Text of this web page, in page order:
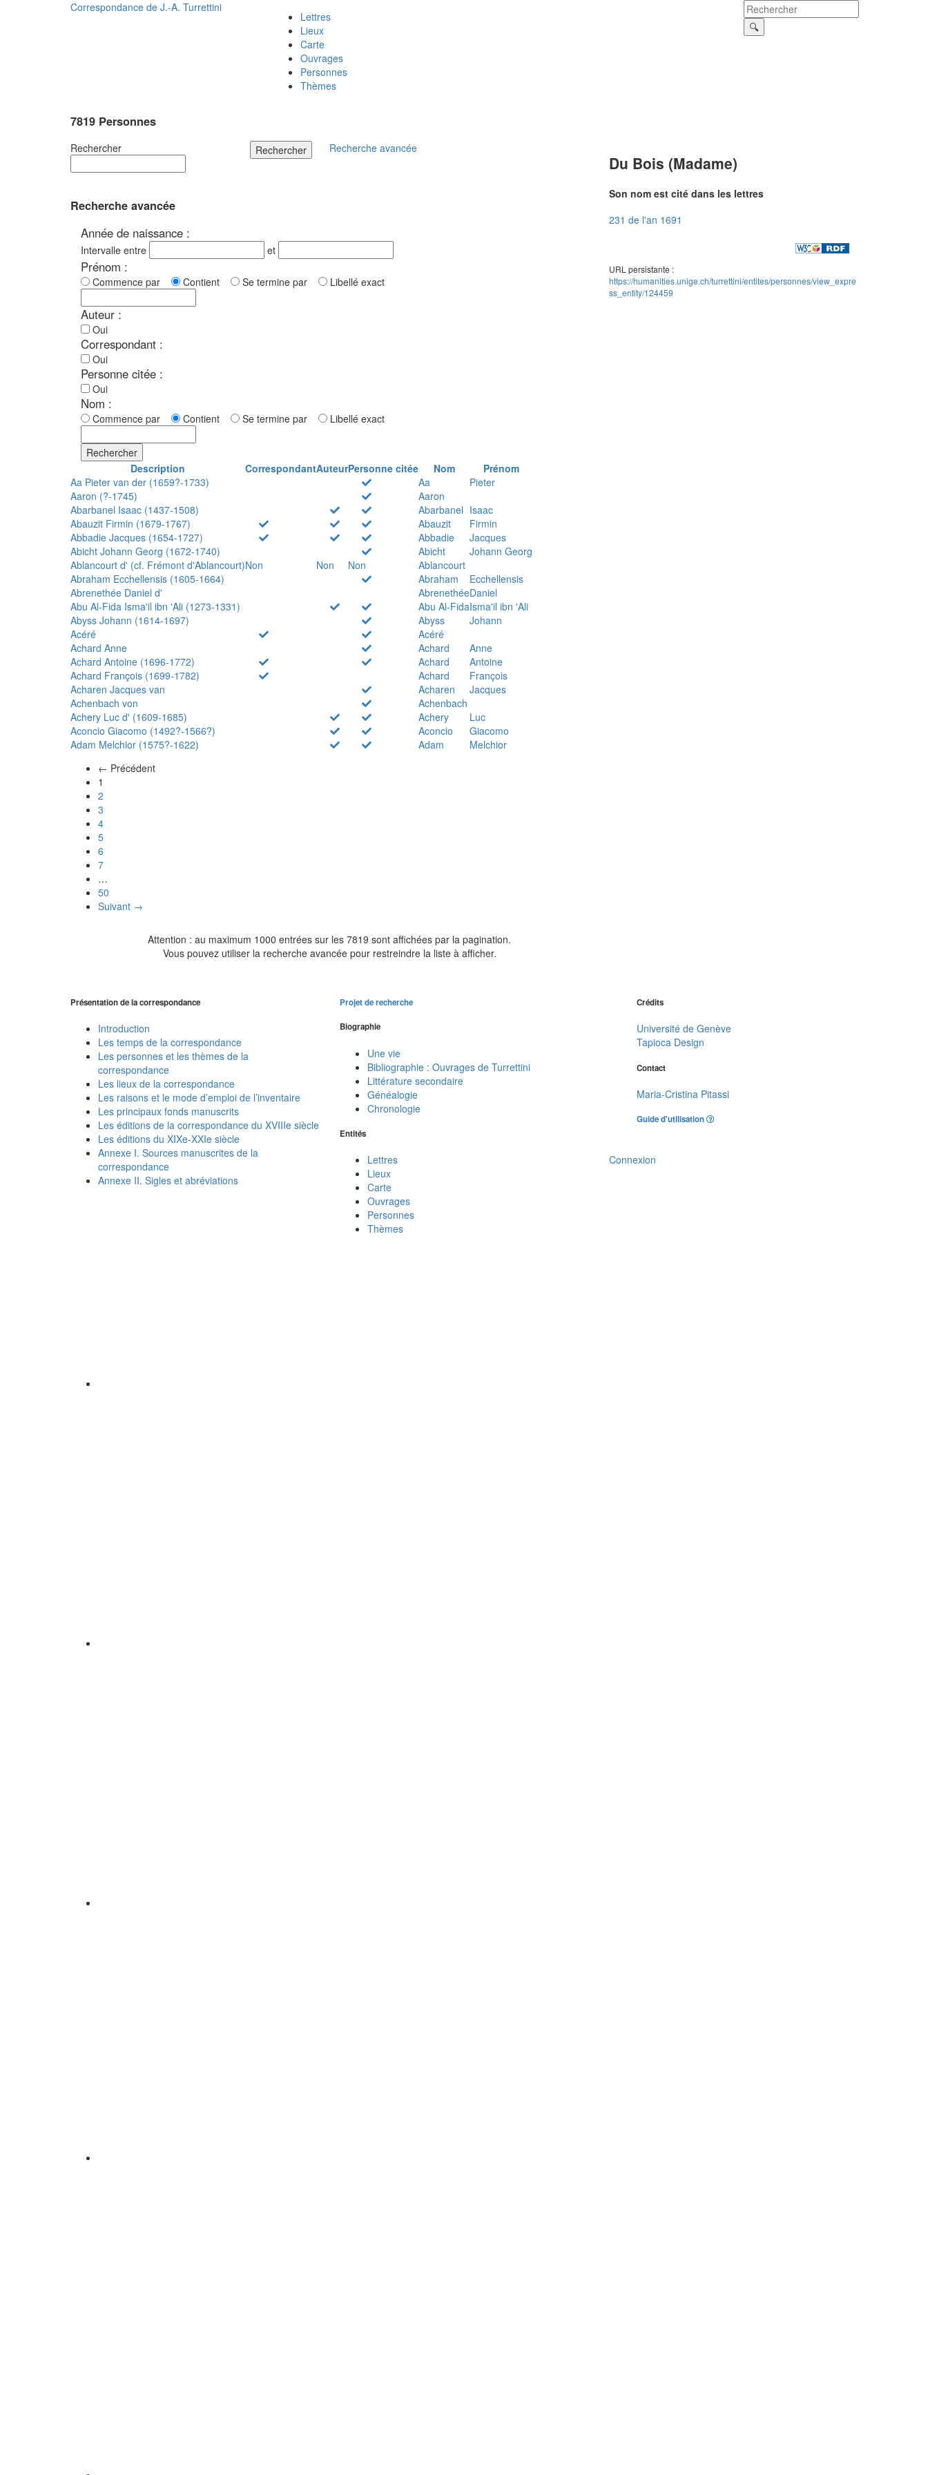
Correspondance de J.-A. Turrettini
Lettres
Lieux
Carte
Ouvrages
Personnes
Thèmes
7819 Personnes
Rechercher Rechercher Recherche avancée
Recherche avancée
Année de naissance :
Intervalle entre et
Prénom :
Commence par Contient Se termine par Libellé exact
Auteur :
Oui
Correspondant :
Oui
Personne citée :
Oui
Nom :
Commence par Contient Se termine par Libellé exact
Rechercher
Description
CorrespondantAuteurPersonne citée Nom
Prénom
Aa Pieter van der (1659?-1733)
Aa
Pieter
Aaron (?-1745)
Aaron
Abarbanel Isaac (1437-1508)
Abarbanel Isaac
Abauzit Firmin (1679-1767)
Abauzit
Firmin
Abbadie Jacques (1654-1727)
Abbadie
Jacques
Abicht Johann Georg (1672-1740)
Abicht
Johann Georg
Ablancourt d' (cf. Frémont d'Ablancourt)Non Non Non
Ablancourt
Abraham Ecchellensis (1605-1664)
Abraham
Ecchellensis
Abrenethée Daniel d'
AbrenethéeDaniel
Abu Al-Fida Isma'il ibn 'Ali (1273-1331)
Abu Al-FidaIsma'il ibn 'Ali
Abyss Johann (1614-1697)
Abyss
Johann
Acéré
Acéré
Achard Anne
Achard
Anne
Achard Antoine (1696-1772)
Achard
Antoine
Achard François (1699-1782)
Achard
François
Acharen Jacques van
Acharen
Jacques
Achenbach von
Achenbach
Achery Luc d' (1609-1685)
Achery
Luc
Aconcio Giacomo (1492?-1566?)
Aconcio
Giacomo
Adam Melchior (1575?-1622)
Adam
Melchior
← Précédent
1
2
3
4
5
6
7
…
50
Suivant →
Attention : au maximum 1000 entrées sur les 7819 sont affichées par la pagination.
Vous pouvez utiliser la recherche avancée pour restreindre la liste à afficher.
Du Bois (Madame)
Son nom est cité dans les lettres
231 de l'an 1691
URL persistante :
https://humanities.unige.ch/turrettini/entites/personnes/view_expre
ss_entity/124459
Présentation de la correspondance
Introduction
Les temps de la correspondance
Les personnes et les thèmes de la
correspondance
Les lieux de la correspondance
Les raisons et le mode d’emploi de l’inventaire
Les principaux fonds manuscrits
Les éditions de la correspondance du XVIIIe siècle
Les éditions du XIXe-XXIe siècle
Annexe I. Sources manuscrites de la
correspondance
Annexe II. Sigles et abréviations
Projet de recherche
Biographie
Une vie
Bibliographie : Ouvrages de Turrettini
Littérature secondaire
Généalogie
Chronologie
Entités
Lettres
Lieux
Carte
Ouvrages
Personnes
Thèmes
Crédits
Université de Genève
Tapioca Design
Contact
Maria-Cristina Pitassi
Guide d'utilisation
Connexion